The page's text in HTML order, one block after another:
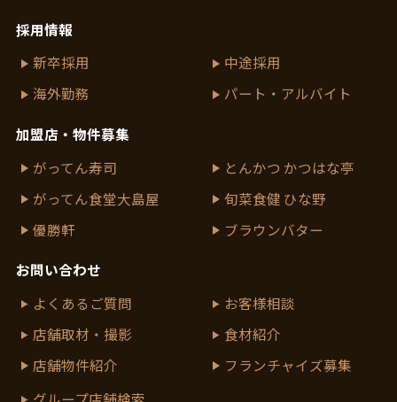
採用情報
新卒採用
中途採用
海外勤務
パート・アルバイト
加盟店・物件募集
がってん寿司
とんかつ かつはな亭
がってん食堂大島屋
旬菜食健 ひな野
優勝軒
ブラウンバター
お問い合わせ
よくあるご質問
お客様相談
店舗取材・撮影
食材紹介
店舗物件紹介
フランチャイズ募集